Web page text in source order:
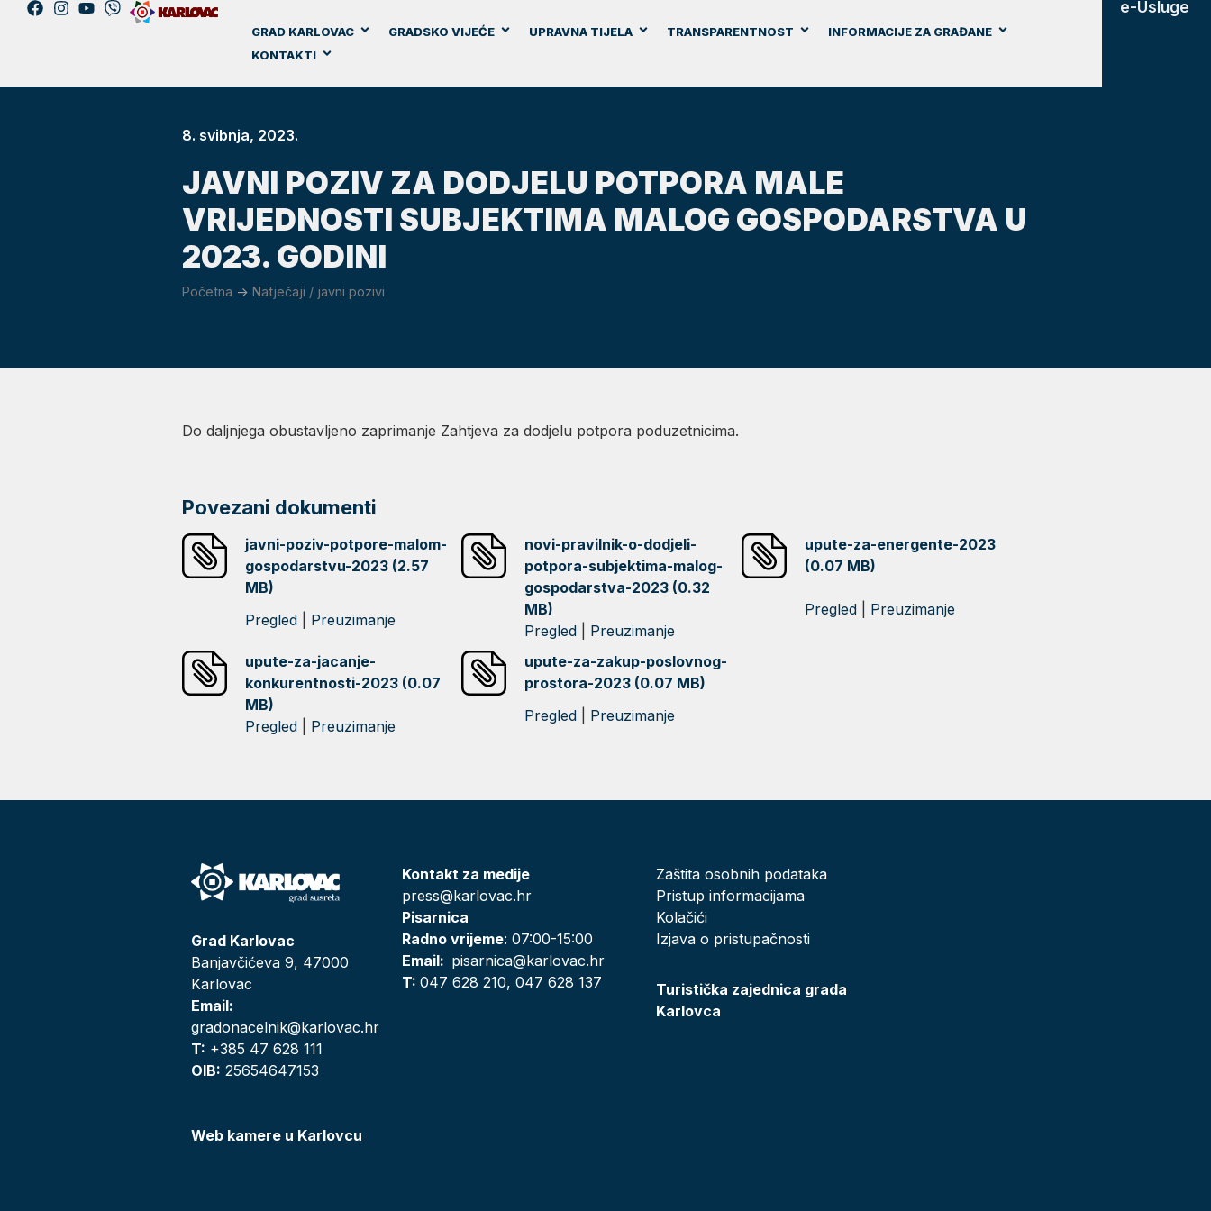
GRAD KARLOVAC GRADSKO VIJEĆE UPRAVNA TIJELA TRANSPARENTNOST
INFORMACIJE ZA GRAĐANE
KONTAKTI
e-Usluge
8. svibnja, 2023.
JAVNI POZIV ZA DODJELU POTPORA MALE
VRIJEDNOSTI SUBJEKTIMA MALOG GOSPODARSTVA U
2023. GODINI
Početna -> Natječaji / javni pozivi
Do daljnjega obustavljeno zaprimanje Zahtjeva za dodjelu potpora poduzetnicima.
Povezani dokumenti
javni-poziv-potpore-malom-
gospodarstvu-2023 (2.57
MB)
Pregled
Preuzimanje
novi-pravilnik-o-dodjeli-
potpora-subjektima-malog-
gospodarstva-2023 (0.32
MB)
Pregled
Preuzimanje
upute-za-energente-2023
(0.07 MB)
Pregled Preuzimanje
upute-za-jacanje-
konkurentnosti-2023 (0.07
MB)
Pregled
Preuzimanje
upute-za-zakup-poslovnog-
prostora-2023 (0.07 MB)
Pregled
Preuzimanje
Grad Karlovac
Banjavčićeva 9, 47000
Karlovac
Email:
gradonacelnik@karlovac.hr
T: +385 47 628 111
OIB: 25654647153
Web kamere u Karlovcu
Kontakt za medije
press@karlovac.hr
Pisarnica
Radno vrijeme: 07:00-15:00
Email: pisarnica@karlovac.hr
T:047 628 210, 047 628 137
Zaštita osobnih podataka
Pristup informacijama
Kolačići
Izjava o pristupačnosti
Turistička zajednica grada
Karlovca